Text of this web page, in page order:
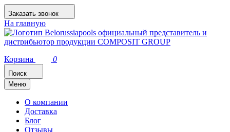
Заказать звонок
На главную
Корзина 0
Поиск
Меню
О компании
Доставка
Блог
Отзывы